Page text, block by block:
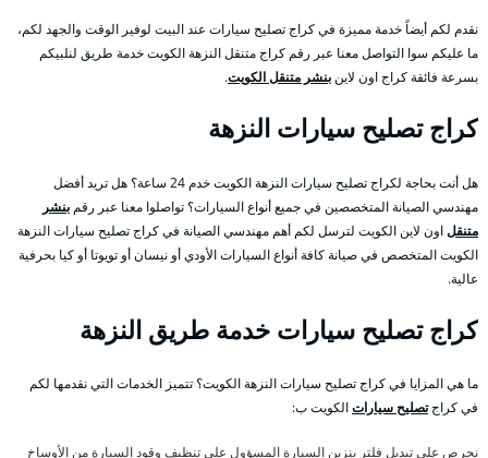
نقدم لكم أيضاً خدمة مميزة في كراج تصليح سيارات عند البيت لوفير الوقت والجهد لكم،
ما عليكم سوا التواصل معنا عبر رقم كراج متنقل النزهة الكويت خدمة طريق لنلبيكم
بسرعة فائقة كراج اون لاينبنشر متنقل الكويت.
كراج تصليح سيارات النزهة
هل أنت بحاجة لكراج تصليح سيارات النزهة الكويت خدم 24 ساعة؟ هل تريد أفضل
مهندسي الصيانة المتخصصين في جميع أنواع السيارات؟ تواصلوا معنا عبر رقم بنشر
متنقلاون لاين الكويت لترسل لكم أهم مهندسي الصيانة في كراج تصليح سيارات النزهة
الكويت المتخصص في صيانة كافة أنواع السيارات الأودي أو نيسان أو تويوتا أو كيا بحرفية
عالية.
كراج تصليح سيارات خدمة طريق النزهة
ما هي المزايا في كراج تصليح سيارات النزهة الكويت؟ تتميز الخدمات التي نقدمها لكم
في كراجتصليح سياراتالكويت ب:
نحرص على تبديل فلتر بنزين السيارة المسؤول على تنظيف وقود السيارة من الأوساخ